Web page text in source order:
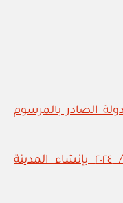
الصادر بالمرسوم
المرسوم السلطاني رقم ١١ / ٢٠٢٤ بإنشاء المدينة